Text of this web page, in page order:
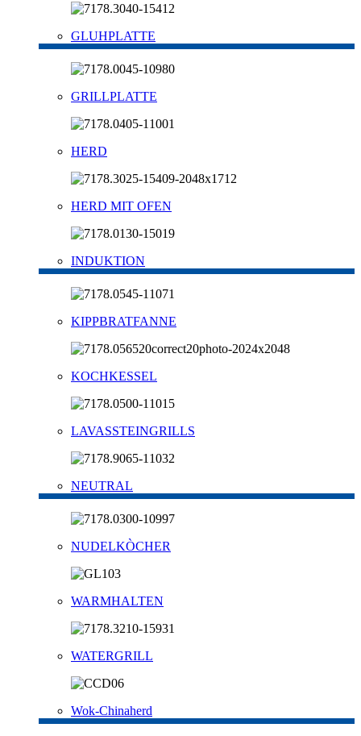
GLUHPLATTE
GRILLPLATTE
HERD
HERD MIT OFEN
INDUKTION
KIPPBRATFANNE
KOCHKESSEL
LAVASSTEINGRILLS
NEUTRAL
NUDELKÒCHER
WARMHALTEN
WATERGRILL
Wok-Chinaherd